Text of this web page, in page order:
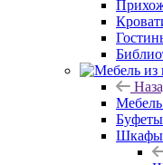
Буфеты
Шкафы